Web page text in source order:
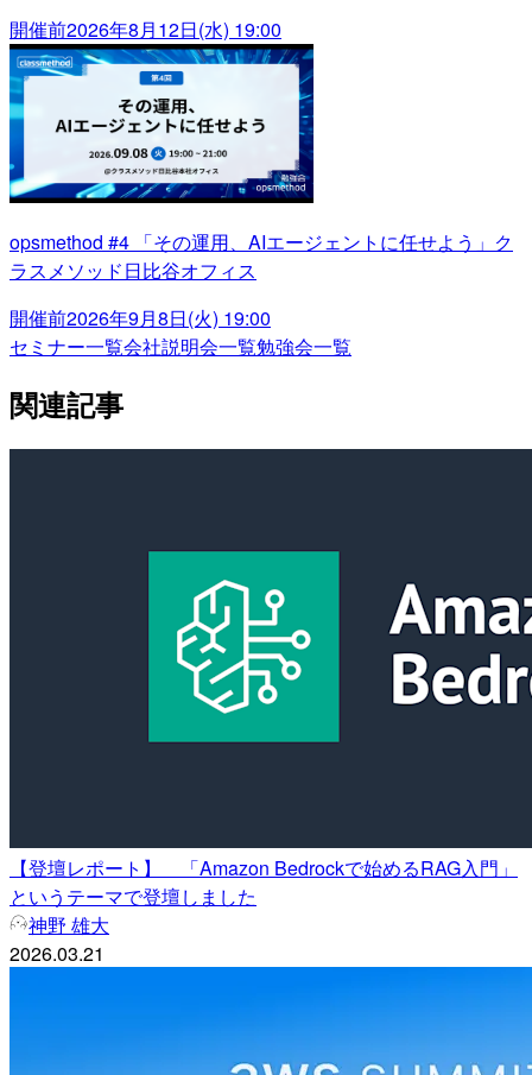
開催前2026年8月12日(水) 19:00
opsmethod #4 「その運用、AIエージェントに任せよう」ク
ラスメソッド日比谷オフィス
開催前2026年9月8日(火) 19:00
セミナー一覧会社説明会一覧勉強会一覧
関連記事
【登壇レポート】 「Amazon Bedrockで始めるRAG入門」
というテーマで登壇しました
神野 雄大
2026.03.21